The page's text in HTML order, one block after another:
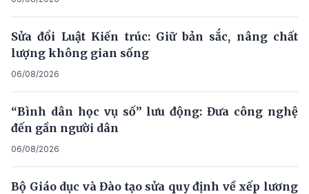
Sửa đổi Luật Kiến trúc: Giữ bản sắc, nâng chất
lượng không gian sống
06/08/2026
“Bình dân học vụ số” lưu động: Đưa công nghệ
đến gần người dân
06/08/2026
Bộ Giáo dục và Đào tạo sửa quy định về xếp lương